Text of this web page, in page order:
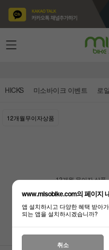
HICKS 미소바이크 이벤트 로
12개월무이자상품
12개월 무이자 상품
www.misobike.com의 페이지
앱 설치하시고 다양한 혜택 받아
되는 앱을 설치하시겠습니까?
취소